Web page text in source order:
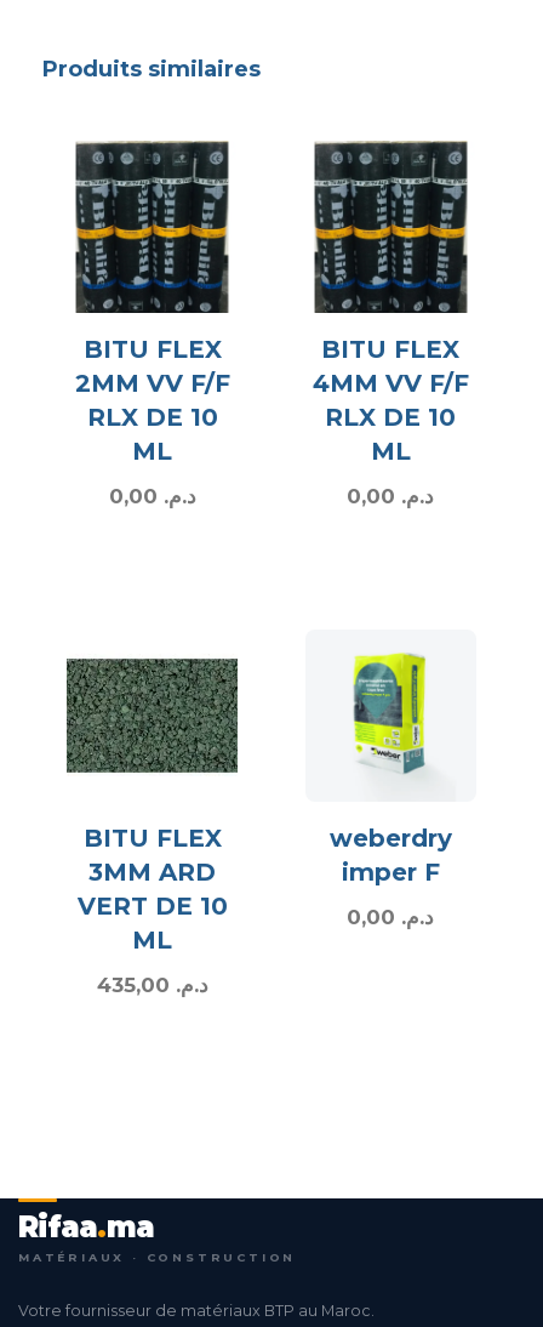
Produits similaires
BITU FLEX
2MM VV F/F
RLX DE 10
ML
د.م.
BITU FLEX
4MM VV F/F
RLX DE 10
ML
د.م.
BITU FLEX
3MM ARD
VERT DE 10
ML
د.م.
weberdry
imper F
د.م.
Rifaa.ma
MATÉRIAUX · CONSTRUCTION
Votre fournisseur de matériaux BTP au Maroc.